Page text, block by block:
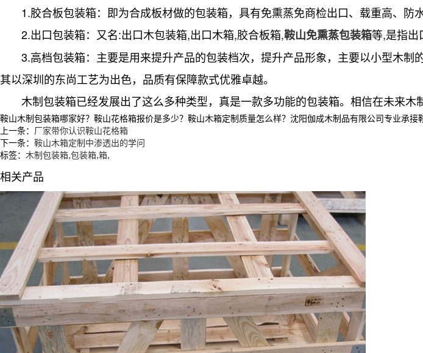
1.胶合板包装箱：即为合成板材做的包装箱，具有免熏蒸免商检出口、载重高、防
2.出口包装箱：又名:出口木包装箱,出口木箱,胶合板箱,鞍山免熏蒸包装箱等,是指出
3.高档包装箱：主要是用来提升产品的包装档次，提升产品形象，主要以小型木
其以深圳的东尚工艺为出色，品质有保障款式优雅卓越。
木制包装箱已经发展出了这么多种类型，真是一款多功能的包装箱。相信在未来木
鞍山木制包装箱哪家好？鞍山花格箱报价是多少？鞍山木箱定制质量怎么样？沈阳伽成木制品有限公司专业承
上一条： 厂家带你认识鞍山花格箱
下一条： 鞍山木箱定制中渗透出的学问
标签： 木制包装箱,包装箱,箱,
相关产品